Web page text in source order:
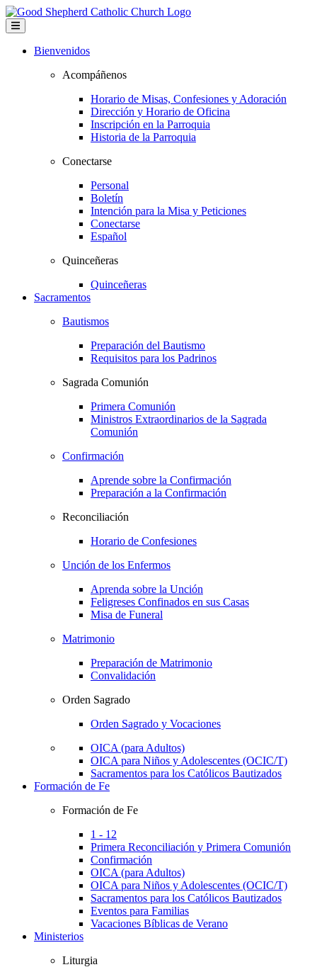
Bienvenidos
Acompáñenos
Horario de Misas, Confesiones y Adoración
Dirección y Horario de Oficina
Inscripción en la Parroquia
Historia de la Parroquia
Conectarse
Personal
Boletín
Intención para la Misa y Peticiones
Conectarse
Español
Quinceñeras
Quinceñeras
Sacramentos
Bautismos
Preparación del Bautismo
Requisitos para los Padrinos
Sagrada Comunión
Primera Comunión
Ministros Extraordinarios de la Sagrada
Comunión
Confirmación
Aprende sobre la Confirmación
Preparación a la Confirmación
Reconciliación
Horario de Confesiones
Unción de los Enfermos
Aprenda sobre la Unción
Feligreses Confinados en sus Casas
Misa de Funeral
Matrimonio
Preparación de Matrimonio
Convalidación
Orden Sagrado
Orden Sagrado y Vocaciones
OICA (para Adultos)
OICA para Niños y Adolescentes (OCIC/T)
Sacramentos para los Católicos Bautizados
Formación de Fe
Formación de Fe
1 - 12
Primera Reconciliación y Primera Comunión
Confirmación
OICA (para Adultos)
OICA para Niños y Adolescentes (OCIC/T)
Sacramentos para los Católicos Bautizados
Eventos para Familias
Vacaciones Bíblicas de Verano
Ministerios
Liturgia